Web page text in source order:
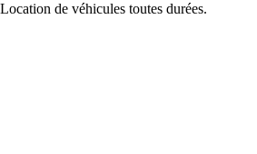
Location de véhicules toutes durées.